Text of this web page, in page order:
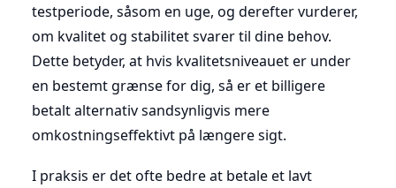
testperiode, såsom en uge, og derefter vurderer,
om kvalitet og stabilitet svarer til dine behov.
Dette betyder, at hvis kvalitetsniveauet er under
en bestemt grænse for dig, så er et billigere
betalt alternativ sandsynligvis mere
omkostningseffektivt på længere sigt.
I praksis er det ofte bedre at betale et lavt